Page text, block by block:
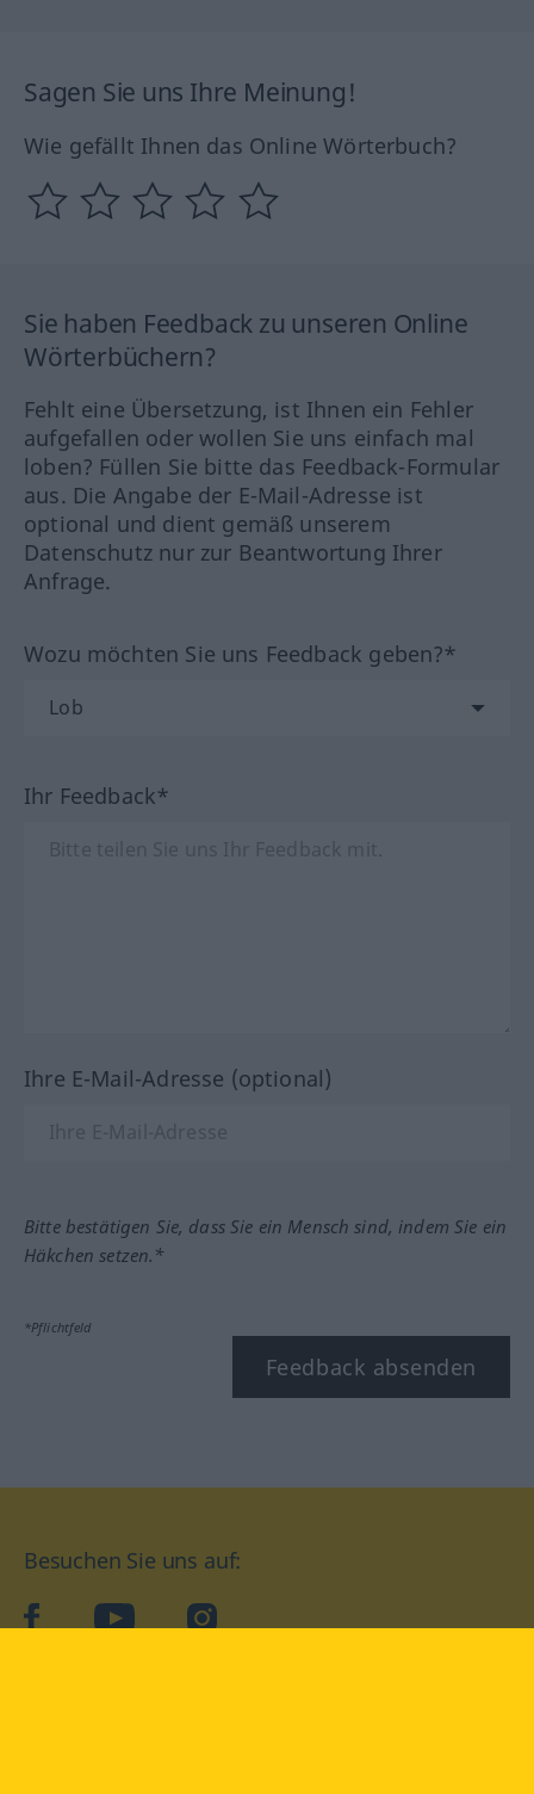
Sagen Sie uns Ihre Meinung!
Wie gefällt Ihnen das Online Wörterbuch?
Sie haben Feedback zu unseren Online
Wörterbüchern?
Fehlt eine Übersetzung, ist Ihnen ein Fehler
aufgefallen oder wollen Sie uns einfach mal
loben? Füllen Sie bitte das Feedback-Formular
aus. Die Angabe der E-Mail-Adresse ist
optional und dient gemäß unserem
Datenschutz nur zur Beantwortung Ihrer
Anfrage.
Wozu möchten Sie uns Feedback geben?*
Ihr Feedback*
Ihre E-Mail-Adresse (optional)
Bitte bestätigen Sie, dass Sie ein Mensch sind, indem Sie ein
Häkchen setzen.*
*Pflichtfeld
Feedback absenden
Besuchen Sie uns auf:
facebookYouTube Instagram